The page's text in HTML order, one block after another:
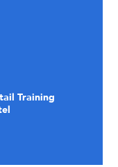
Training